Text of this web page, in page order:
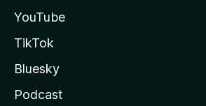
YouTube
TikTok
Bluesky
Podcast